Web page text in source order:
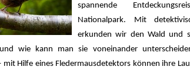
spannende
Nationalpark. Mit
erkunden wir den Wald und
wie kann man sie voneinander
Hilfe eines Fledermausdetektors können ihre